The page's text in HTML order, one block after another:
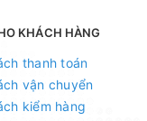
KHÁCH HÀNG
thanh toán
vận chuyển
kiểm hàng